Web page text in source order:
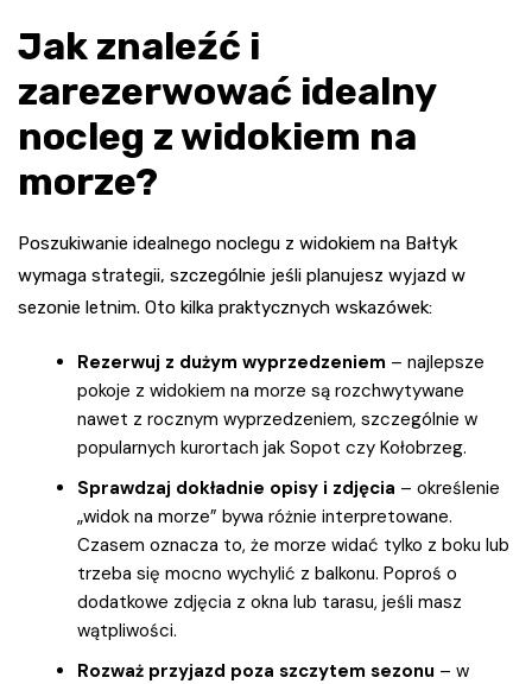
Jak znaleźć i
zarezerwować idealny
nocleg z widokiem na
morze?
Poszukiwanie idealnego noclegu z widokiem na Bałtyk
wymaga strategii, szczególnie jeśli planujesz wyjazd w
sezonie letnim. Oto kilka praktycznych wskazówek:
Rezerwuj z dużym wyprzedzeniem – najlepsze
pokoje z widokiem na morze są rozchwytywane
nawet z rocznym wyprzedzeniem, szczególnie w
popularnych kurortach jak Sopot czy Kołobrzeg.
Sprawdzaj dokładnie opisy i zdjęcia – określenie
„widok na morze” bywa różnie interpretowane.
Czasem oznacza to, że morze widać tylko z boku lub
trzeba się mocno wychylić z balkonu. Poproś o
dodatkowe zdjęcia z okna lub tarasu, jeśli masz
wątpliwości.
Rozważ przyjazd poza szczytem sezonu – w